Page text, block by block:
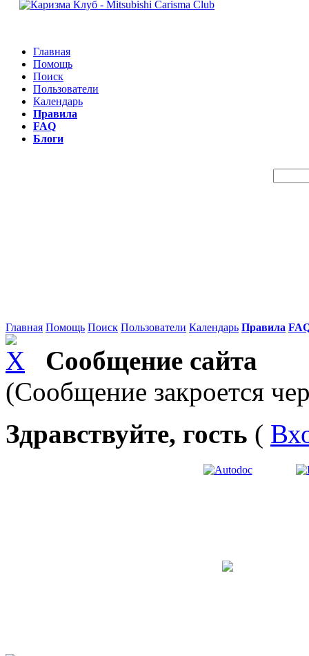
Главная
Помощь
Поиск
Пользователи
Календарь
Правила
FAQ
Блоги
Главная Помощь Поиск Пользователи Календарь Правила
Сообщение сайта
(Сообщение закроется
Здравствуйте, гость (